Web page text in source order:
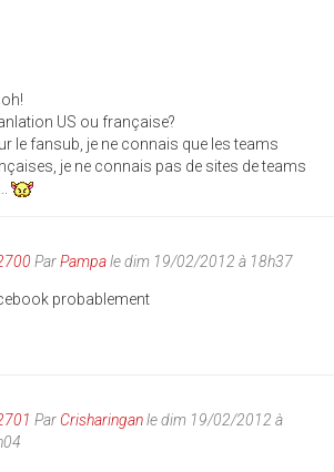
US ou française?
le fansub, je ne connais que les teams
je ne connais pas de sites de teams
ParPampale dim 19/02/2012 à 18h37
probablement
Par Crisharinganle dim 19/02/2012 à